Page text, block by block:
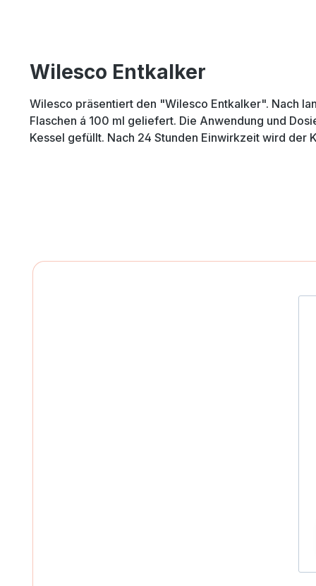
Wilesco Entkalker
Wilesco präsentiert den "Wilesco Entkalker". Nach
Flaschen á 100 ml geliefert. Die Anwendung und
Kessel gefüllt. Nach 24 Stunden Einwirkzeit wird